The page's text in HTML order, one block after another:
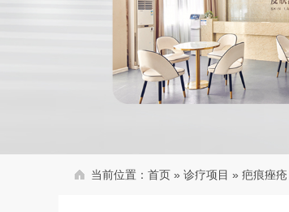
当前位置： 首页 » 诊疗项目 » 疤痕痤疮